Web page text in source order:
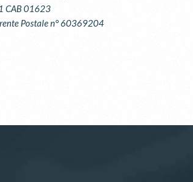
CAB 01623
Postale n° 60369204